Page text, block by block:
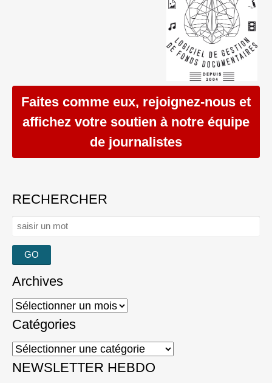
Faites comme eux, rejoignez-nous et
affichez votre soutien à notre équipe
de journalistes
RECHERCHER
Rechercher :
Archives
Archives
Catégories
Catégories
NEWSLETTER HEBDO